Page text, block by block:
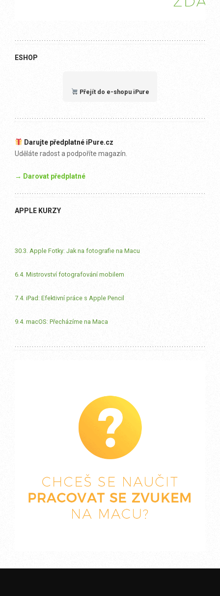
ESHOP
Přejít do e-shopu iPure
Darujte předplatné iPure.cz
Uděláte radost a podpoříte magazín.
→ Darovat předplatné
APPLE KURZY
30.3. Apple Fotky: Jak na fotografie na Macu
6.4. Mistrovství fotografování mobilem
7.4. iPad: Efektivní práce s Apple Pencil
9.4. macOS: Přecházíme na Maca